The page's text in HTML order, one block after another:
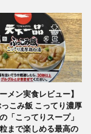
メン実食レビュー】
こみ飯 こってり濃厚
「こってりスープ」
まで楽しめる最高の